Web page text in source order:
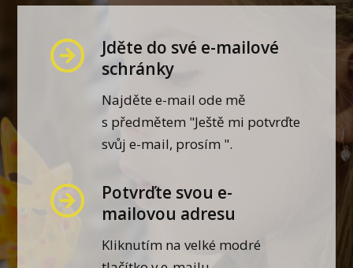
Jděte do své e-mailové
schránky
Najděte e-mail ode mě
s předmětem "Ještě mi potvrďte
svůj e-mail, prosím ".
Potvrďte svou e-
mailovou adresu
Kliknutím na velké modré